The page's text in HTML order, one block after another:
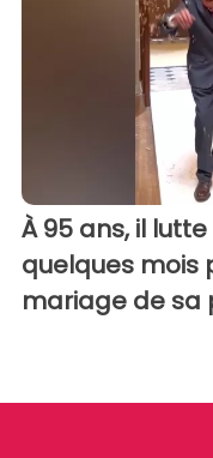
À 95 ans, il
quelques mois
mariage de sa